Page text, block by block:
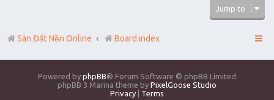
Jump to
Sàn Đất Nền Online Board index
Powered by phpBB® Forum Software © phpBB Limited
phpBB 3 Marina theme by PixelGoose Studio
Privacy
Terms